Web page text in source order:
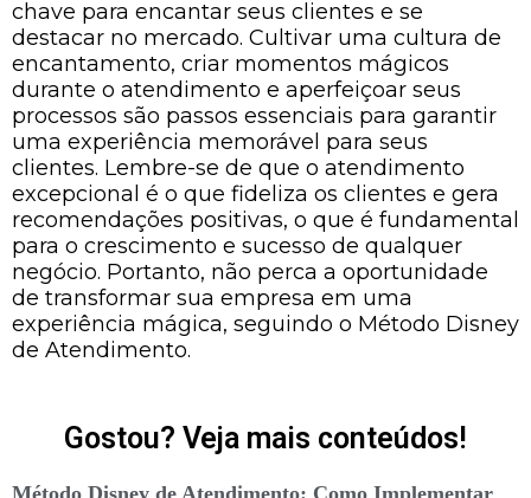
chave para encantar seus clientes e se
destacar no mercado. Cultivar uma cultura de
encantamento, criar momentos mágicos
durante o atendimento e aperfeiçoar seus
processos são passos essenciais para garantir
uma experiência memorável para seus
clientes. Lembre-se de que o atendimento
excepcional é o que fideliza os clientes e gera
recomendações positivas, o que é fundamental
para o crescimento e sucesso de qualquer
negócio. Portanto, não perca a oportunidade
de transformar sua empresa em uma
experiência mágica, seguindo o Método Disney
de Atendimento.
Gostou? Veja mais conteúdos!
Método Disney de Atendimento: Como Implementar